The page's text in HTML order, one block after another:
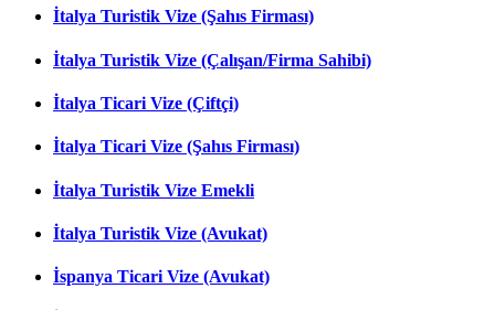
İtalya Turistik Vize (Şahıs Firması)
İtalya Turistik Vize (Çalışan/Firma Sahibi)
İtalya Ticari Vize (Çiftçi)
İtalya Ticari Vize (Şahıs Firması)
İtalya Turistik Vize Emekli
İtalya Turistik Vize (Avukat)
İspanya Ticari Vize (Avukat)